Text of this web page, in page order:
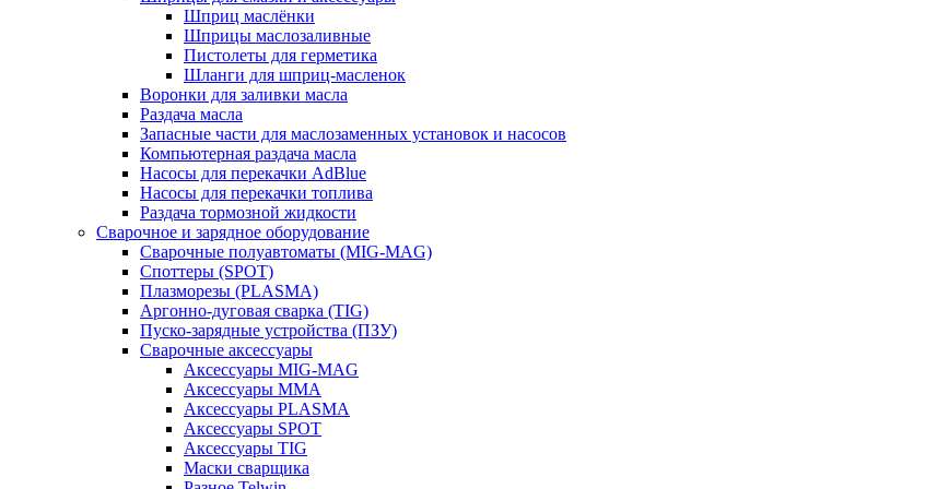
Шприц маслёнки
Шприцы маслозаливные
Пистолеты для герметика
Шланги для шприц-масленок
Воронки для заливки масла
Раздача масла
Запасные части для маслозаменных установок и насосов
Компьютерная раздача масла
Насосы для перекачки AdBlue
Насосы для перекачки топлива
Раздача тормозной жидкости
Сварочное и зарядное оборудование
Сварочные полуавтоматы (MIG-MAG)
Споттеры (SPOT)
Плазморезы (PLASMA)
Аргонно-дуговая сварка (TIG)
Пуско-зарядные устройства (ПЗУ)
Сварочные аксессуары
Аксессуары MIG-MAG
Аксессуары MMA
Аксессуары PLASMA
Аксессуары SPOT
Аксессуары TIG
Маски сварщика